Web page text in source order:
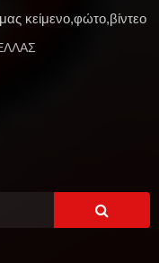
κείμενο,φώτο,βίντεο